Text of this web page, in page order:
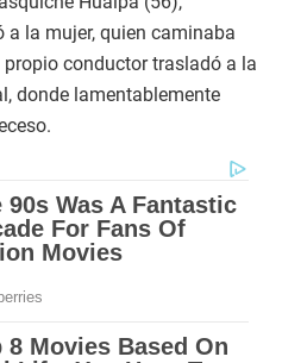
a la mujer, quien caminaba
conductor trasladó a la
donde lamentablemente